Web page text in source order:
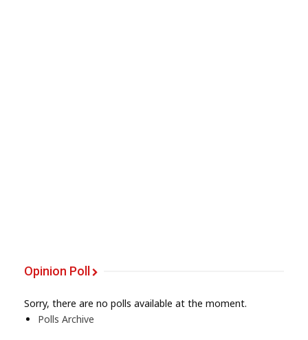
Opinion Poll
Sorry, there are no polls available at the moment.
Polls Archive